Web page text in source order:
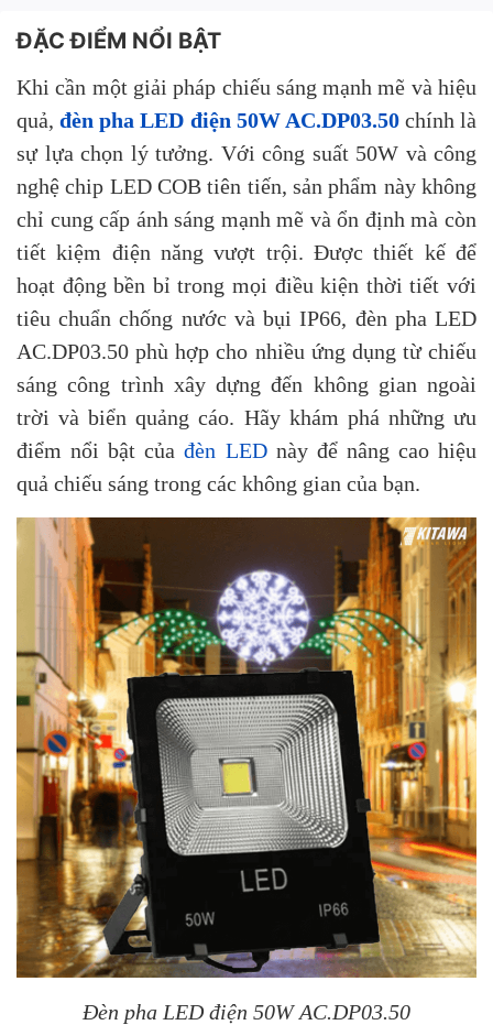
ĐẶC ĐIỂM NỔI BẬT
Khi cần một giải pháp chiếu sáng mạnh mẽ và hiệu
quả,đèn pha LED điện 50W AC.DP03.50chính là
sự lựa chọn lý tưởng. Với công suất 50W và công
nghệ chip LED COB tiên tiến, sản phẩm này không
chỉ cung cấp ánh sáng mạnh mẽ và ổn định mà còn
tiết kiệm điện năng vượt trội. Được thiết kế để
hoạt động bền bỉ trong mọi điều kiện thời tiết với
tiêu chuẩn chống nước và bụi IP66, đèn pha LED
AC.DP03.50 phù hợp cho nhiều ứng dụng từ chiếu
sáng công trình xây dựng đến không gian ngoài
trời và biển quảng cáo. Hãy khám phá những ưu
điểm nổi bật củađèn LEDnày để nâng cao hiệu
quả chiếu sáng trong các không gian của bạn.
Đèn pha LED điện 50W AC.DP03.50